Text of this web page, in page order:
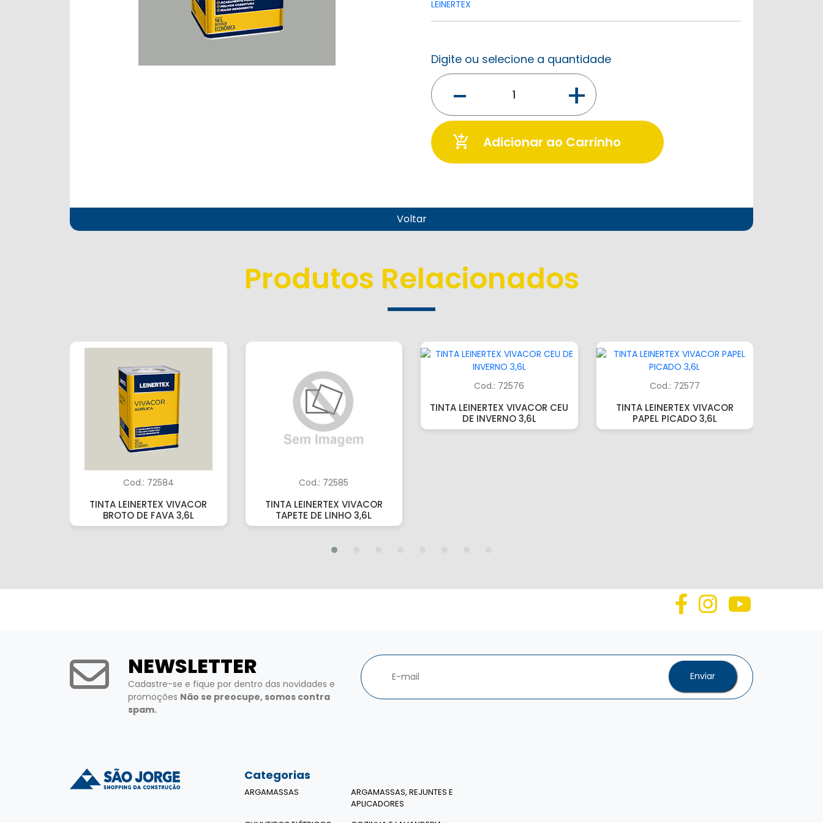
LEINERTEX
Digite ou selecione a quantidade
- +
add_shopping_cart Adicionar ao Carrinho
Voltar
Produtos Relacionados
Cod.: 72584
TINTA LEINERTEX VIVACOR
BROTO DE FAVA 3,6L
Cod.: 72585
TINTA LEINERTEX VIVACOR
TAPETE DE LINHO 3,6L
Cod.: 72576
TINTA LEINERTEX VIVACOR CEU
DE INVERNO 3,6L
Cod.: 72577
TINTA LEINERTEX VIVACOR
PAPEL PICADO 3,6L
NEWSLETTER
Cadastre-se e fique por dentro das novidades e
promoções Não se preocupe, somos contra
spam.
Enviar
Categorias
ARGAMASSAS
ARGAMASSAS, REJUNTES E
APLICADORES